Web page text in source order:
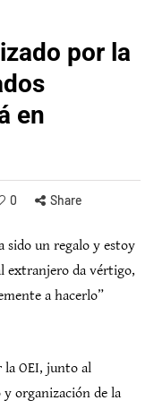
por la
en
0 Share
sido un regalo y estoy
extranjero da vértigo,
a hacerlo”
la OEI, junto al
organización de la